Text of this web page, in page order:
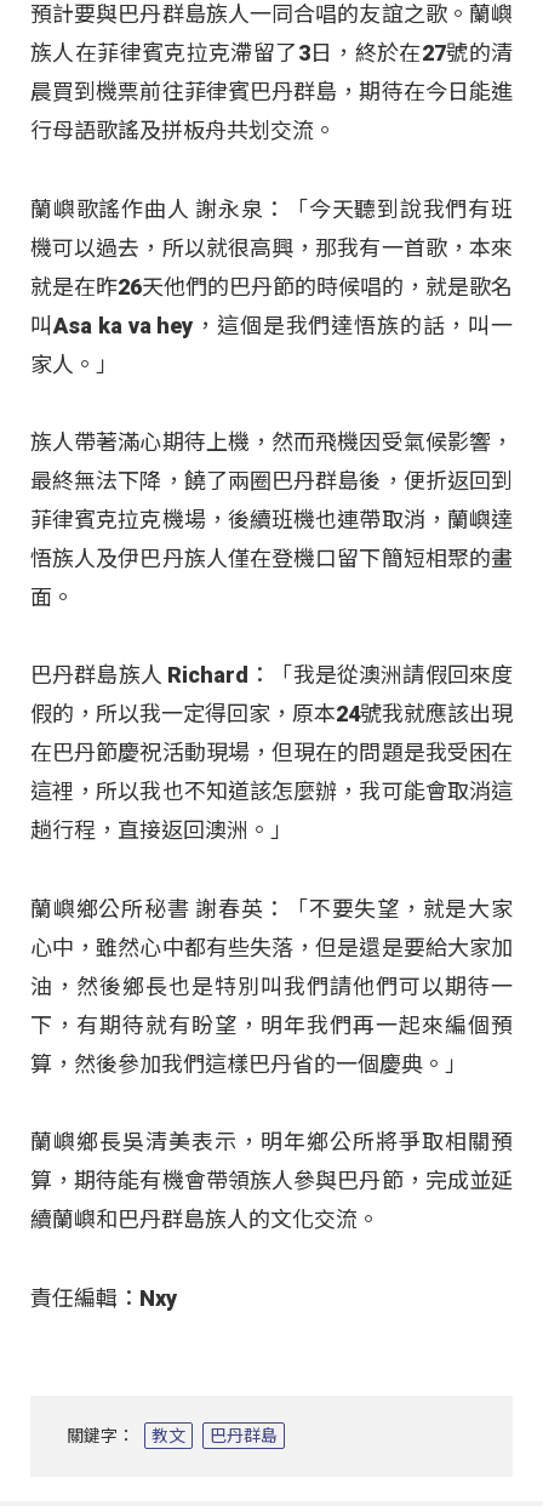
預計要與巴丹群島族人一同合唱的友誼之歌。蘭嶼
族人在菲律賓克拉克滯留了3日，終於在27號的清
晨買到機票前往菲律賓巴丹群島，期待在今日能進
行母語歌謠及拼板舟共划交流 。
蘭嶼歌謠作曲人 謝永泉：「今天聽到說我們有班
機可以過去，所以就很高興，那我有一首歌，本來
就是在昨26天他們的巴丹節的時候唱的，就是歌名
叫Asa ka va hey，這個是我們達悟族的話，叫一
家人。」
族人帶著滿心期待上機，然而飛機因受氣候影響，
最終無法下降，饒了兩圈巴丹群島後，便折返回到
菲律賓克拉克機場，後續班機也連帶取消，蘭嶼達
悟族人及伊巴丹族人僅在登機口留下簡短相聚的畫
面 。
巴丹群島族人 Richard：「我是從澳洲請假回來度
假的，所以我一定得回家，原本24號我就應該出現
在巴丹節慶祝活動現場，但現在的問題是我受困在
這裡，所以我也不知道該怎麼辦，我可能會取消這
趟行程，直接返回澳洲。」
蘭嶼鄉公所秘書 謝春英：「不要失望，就是大家
心中，雖然心中都有些失落，但是還是要給大家加
油，然後鄉長也是特別叫我們請他們可以期待一
下，有期待就有盼望，明年我們再一起來編個預
算，然後參加我們這樣巴丹省的一個慶典。」
蘭嶼鄉長吳清美表示，明年鄉公所將爭取相關預
算，期待能有機會帶領族人參與巴丹節，完成並延
續蘭嶼和巴丹群島族人的文化交流 。
責任編輯：Nxy
關鍵字： 教文 巴丹群島